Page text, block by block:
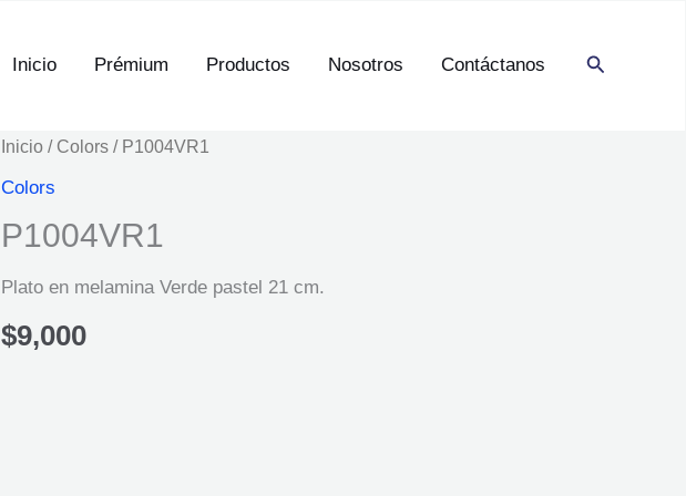
Inicio Prémium Productos Nosotros Contáctanos Buscar
Inicio/ Colors/ P1004VR1
Colors
P1004VR1
Plato en melamina Verde pastel 21 cm.
$9,000